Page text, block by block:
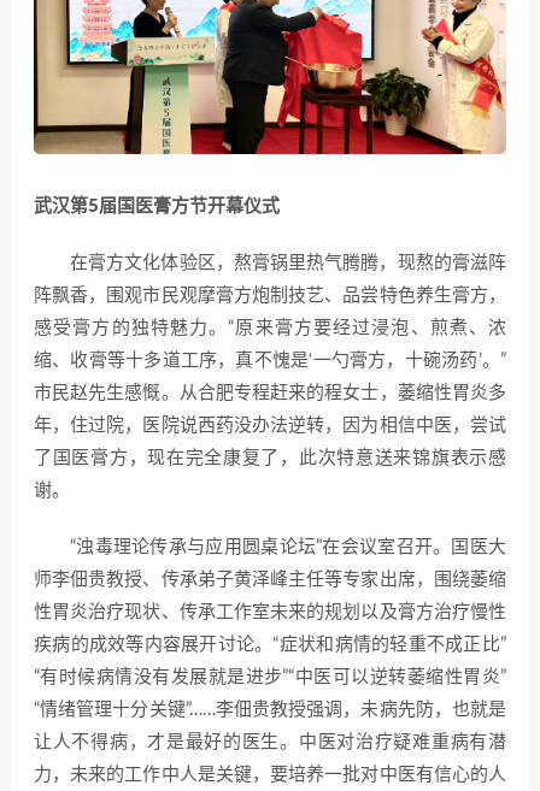
武汉第5届国医膏方节开幕仪式
在膏方文化体验区，熬膏锅里热气腾腾，现熬的膏滋阵
阵飘香，围观市民观摩膏方炮制技艺、品尝特色养生膏方，
感受膏方的独特魅力。“原来膏方要经过浸泡、煎煮、浓
缩、收膏等十多道工序，真不愧是‘一勺膏方，十碗汤药’。”
市民赵先生感慨。从合肥专程赶来的程女士，萎缩性胃炎多
年，住过院，医院说西药没办法逆转，因为相信中医，尝试
了国医膏方，现在完全康复了，此次特意送来锦旗表示感
谢。
“浊毒理论传承与应用圆桌论坛”在会议室召开。国医大
师李佃贵教授、传承弟子黄泽峰主任等专家出席，围绕萎缩
性胃炎治疗现状、传承工作室未来的规划以及膏方治疗慢性
疾病的成效等内容展开讨论。“症状和病情的轻重不成正比”
“有时候病情没有发展就是进步”“中医可以逆转萎缩性胃炎”
“情绪管理十分关键”……李佃贵教授强调，未病先防，也就是
让人不得病，才是最好的医生。中医对治疗疑难重病有潜
力，未来的工作中人是关键，要培养一批对中医有信心的人